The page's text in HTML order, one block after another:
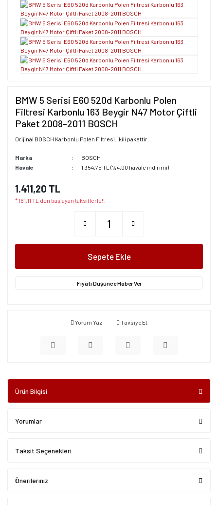
BMW 5 Serisi E60 520d Karbonlu Polen
Filtresi Karbonlu 163 Beygir N47 Motor Çiftli
Paket 2008-2011 BOSCH
Orijinal BOSCH Karbonlu Polen Filtresi. İkili pakettir.
Marka
BOSCH
Havale
1.354,75 TL (%4,00 havale indirimi)
1.411,20 TL
* 161,11 TL den başlayan taksitlerle!!
Sepete Ekle
Fiyatı Düşünce Haber Ver
Yorum Yaz Tavsiye Et
Ürün Bilgisi
Yorumlar
Taksit Seçenekleri
Önerileriniz